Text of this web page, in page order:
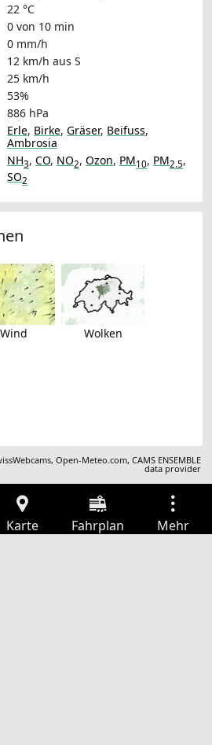
22 °C
0 von 10 min
0 mm/h
12 km/h aus S
25 km/h
53%
886 hPa
Erle, Birke, Gräser, Beifuss,
Ambrosia
NH3, CO, NO2, Ozon, PM10, PM2.5,
SO2
Wind Wolken
,Open-Meteo.com,CAMS ENSEMBLE
data provider
Karte Fahrplan Mehr